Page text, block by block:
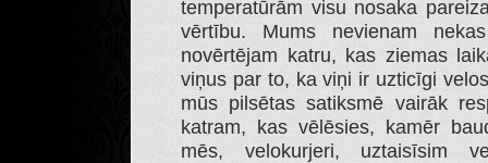
temperatūrām visu nosaka
vērtību. Mums nevienam
novērtējam katru, kas ziemas
viņus par to, ka viņi ir uzticīgi
mūs pilsētas satiksmē vairāk
katram, kas vēlēsies, kamēr
mēs, velokurjeri, uztaisīsim